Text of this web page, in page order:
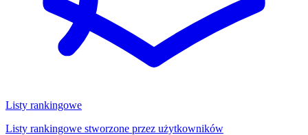
Listy rankingowe
Listy rankingowe stworzone przez użytkowników